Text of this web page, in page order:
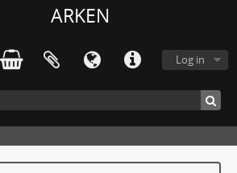
ARKEN
Log in